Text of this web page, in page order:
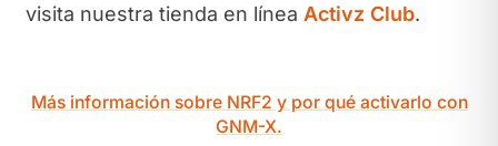
visita nuestra tienda en línea Activz Club.
Más información sobre NRF2 y por qué activarlo con
GNM-X.